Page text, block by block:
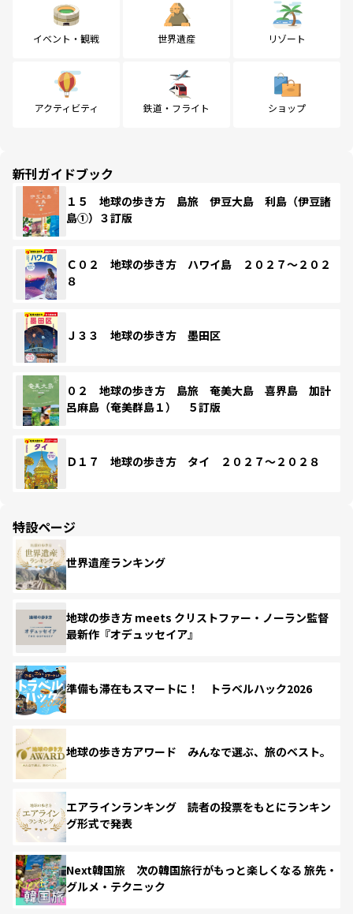
イベント・観戦 世界遺産 リゾート
アクティビティ 鉄道・フライト ショップ
新刊ガイドブック
１５ 地球の歩き方 島旅 伊豆大島 利島（伊豆諸
島①）３訂版
Ｃ０２ 地球の歩き方 ハワイ島 ２０２７～２０２
８
Ｊ３３ 地球の歩き方 墨田区
０２ 地球の歩き方 島旅 奄美大島 喜界島 加計
呂麻島（奄美群島１） ５訂版
Ｄ１７ 地球の歩き方 タイ ２０２７～２０２８
特設ページ
世界遺産ランキング
地球の歩き方 meets クリストファー・ノーラン監督
最新作『オデュッセイア』
準備も滞在もスマートに！ トラベルハック2026
地球の歩き方アワード みんなで選ぶ、旅のベスト。
エアラインランキング 読者の投票をもとにランキン
グ形式で発表
Next韓国旅 次の韓国旅行がもっと楽しくなる 旅先・
グルメ・テクニック